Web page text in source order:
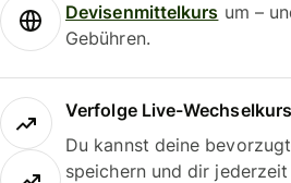
Devisenmittelkurs um –
Gebühren.
Verfolge Live-
Du kannst deine
speichern und dir